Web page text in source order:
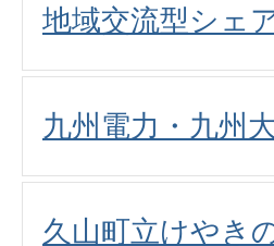
地域交流型シェ
九州電力・九州
久山町立けやき